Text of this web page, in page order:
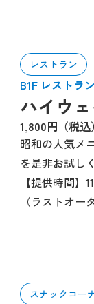
レストラン
B1F レストラ
ハイウ
1,800円（税込）
昭和の人気メ
を是非お試し
【提供時間】
（ラストオー
スナックコー